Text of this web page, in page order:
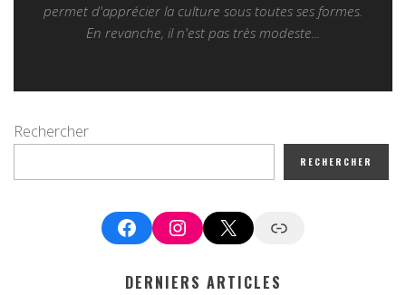
permet d'apprécier la culture sous toutes ses formes.
En revanche, il n'est pas très modeste...
Rechercher
RECHERCHER
FacebookInstagram
X Google News
DERNIERS ARTICLES